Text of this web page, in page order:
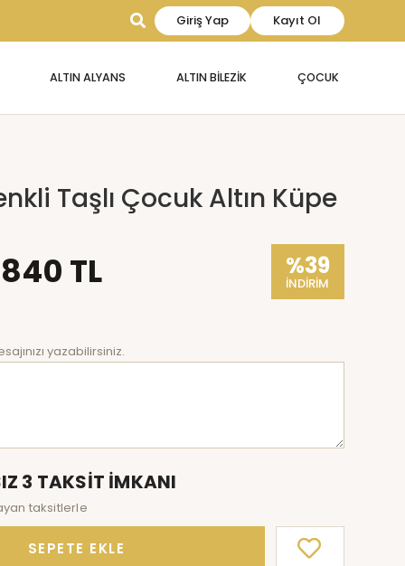
Giriş Yap Kayıt Ol
ALTIN ALYANS ALTIN BİLEZİK ÇOCUK
Taşlı Çocuk Altın Küpe
TL %39
İNDİRİM
yazabilirsiniz.
3 TAKSİT İMKANI
taksitlerle
SEPETE EKLE